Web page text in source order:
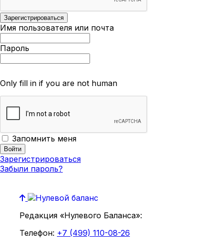
Имя пользователя или почта
Пароль
Only fill in if you are not human
Запомнить меня
Зарегистрироваться
Забыли пароль?
Редакция «Нулевого Баланса»:
Телефон: +7 (499) 110-08-26